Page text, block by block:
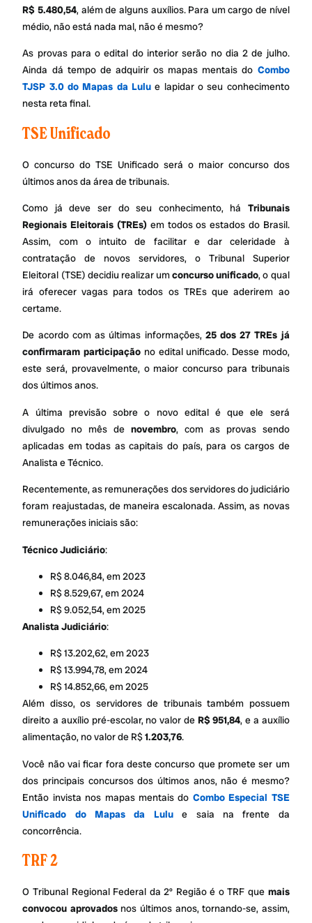
R$ 5.480,54, além de alguns auxílios. Para um cargo de nível
médio, não está nada mal, não é mesmo?
As provas para o edital do interior serão no dia 2 de julho.
Ainda dá tempo de adquirir os mapas mentais do Combo
TJSP 3.0 do Mapas da Lulu e lapidar o seu conhecimento
nesta reta final.
TSE Unificado
O concurso do TSE Unificado será o maior concurso dos
últimos anos da área de tribunais.
Como já deve ser do seu conhecimento, há Tribunais
Regionais Eleitorais (TREs) em todos os estados do Brasil.
Assim, com o intuito de facilitar e dar celeridade à
contratação de novos servidores, o Tribunal Superior
Eleitoral (TSE) decidiu realizar umconcurso unificado, o qual
irá oferecer vagas para todos os TREs que aderirem ao
certame.
De acordo com as últimas informações, 25 dos 27 TREs já
confirmaram participação no edital unificado. Desse modo,
este será, provavelmente, o maior concurso para tribunais
dos últimos anos.
A última previsão sobre o novo edital é que ele será
divulgado no mês de novembro, com as provas sendo
aplicadas em todas as capitais do país, para os cargos de
Analista e Técnico.
Recentemente, as remunerações dos servidores do judiciário
foram reajustadas, de maneira escalonada. Assim, as novas
remunerações iniciais são:
Técnico Judiciário:
R$ 8.046,84, em 2023
R$ 8.529,67, em 2024
R$ 9.052,54, em 2025
Analista Judiciário:
R$ 13.202,62, em 2023
R$ 13.994,78, em 2024
R$ 14.852,66, em 2025
Além disso, os servidores de tribunais também possuem
direito a auxílio pré-escolar, no valor de R$ 951,84, e a auxílio
alimentação, no valor de R$1.203,76.
Você não vai ficar fora deste concurso que promete ser um
dos principais concursos dos últimos anos, não é mesmo?
Então invista nos mapas mentais do Combo Especial TSE
Unificado do Mapas da Lulue saia na frente da
concorrência.
TRF 2
O Tribunal Regional Federal da 2º Região é o TRF que mais
convocou aprovadosnos últimos anos, tornando-se, assim,